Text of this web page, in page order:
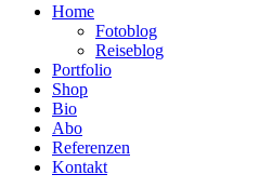
Home
Fotoblog
Reiseblog
Portfolio
Shop
Bio
Abo
Referenzen
Kontakt